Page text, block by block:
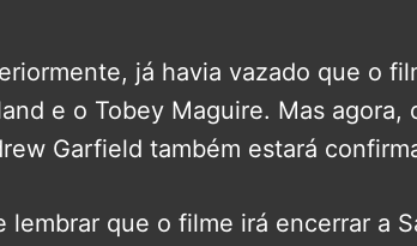
já havia vazado que o
e o Tobey Maguire. Mas agora,
Garfield também estará
lembrar que o filme irá encerrar a